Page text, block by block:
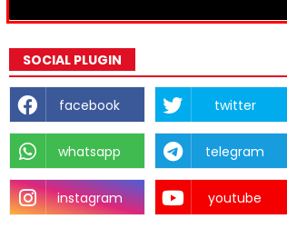
SOCIAL PLUGIN
facebook twitter
whatsapp telegram
instagram youtube